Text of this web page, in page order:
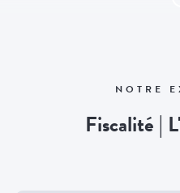
NOTRE
Fiscalité |